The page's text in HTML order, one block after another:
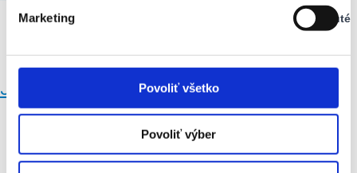
Marketing
Vypnuté
Stav:
Povoliť všetko
Povoliť výber
Júnová povodeň na dunaji v roku 2013